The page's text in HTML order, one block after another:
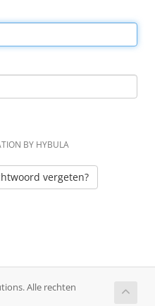
BY HYBULA
vergeten?
Alle rechten